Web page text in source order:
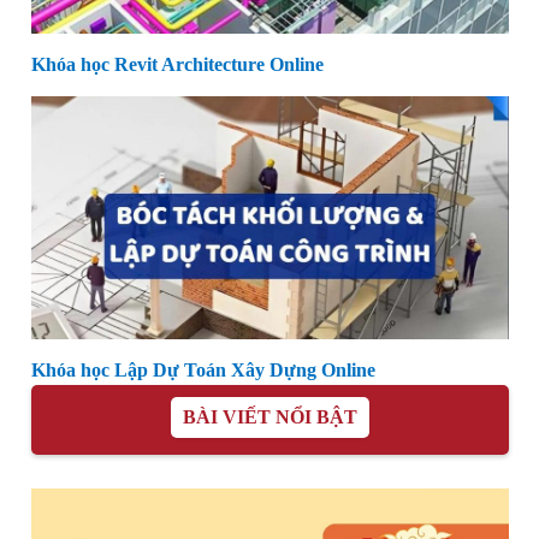
Khóa học Revit Architecture Online
Khóa học Lập Dự Toán Xây Dựng Online
BÀI VIẾT NỔI BẬT